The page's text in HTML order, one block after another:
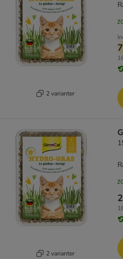
2 varianter
2 varianter